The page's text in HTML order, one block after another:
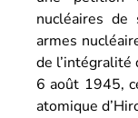
nucléaires de
armes
de l’intégralité
6 août 1945,
atomique